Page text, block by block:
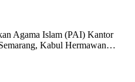
Agama Islam (PAI) Kantor
Kabul Hermawan…